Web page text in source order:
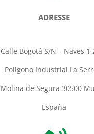
ADRESSE
Calle Bogotá S/N – Naves
Polígono Industrial La
Molina de Segura 30500
España